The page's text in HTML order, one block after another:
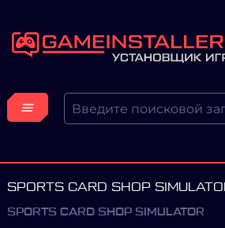
SPORTS CARD SHOP
SPORTS CARD SHOP SIMULATOR